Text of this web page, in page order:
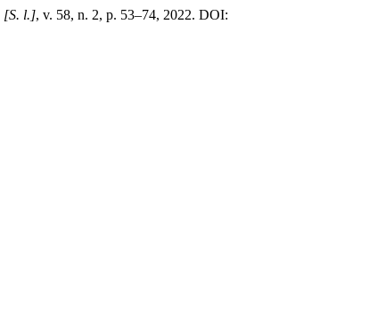
[S. l.], v. 58, n. 2, p. 53–74, 2022. DOI: